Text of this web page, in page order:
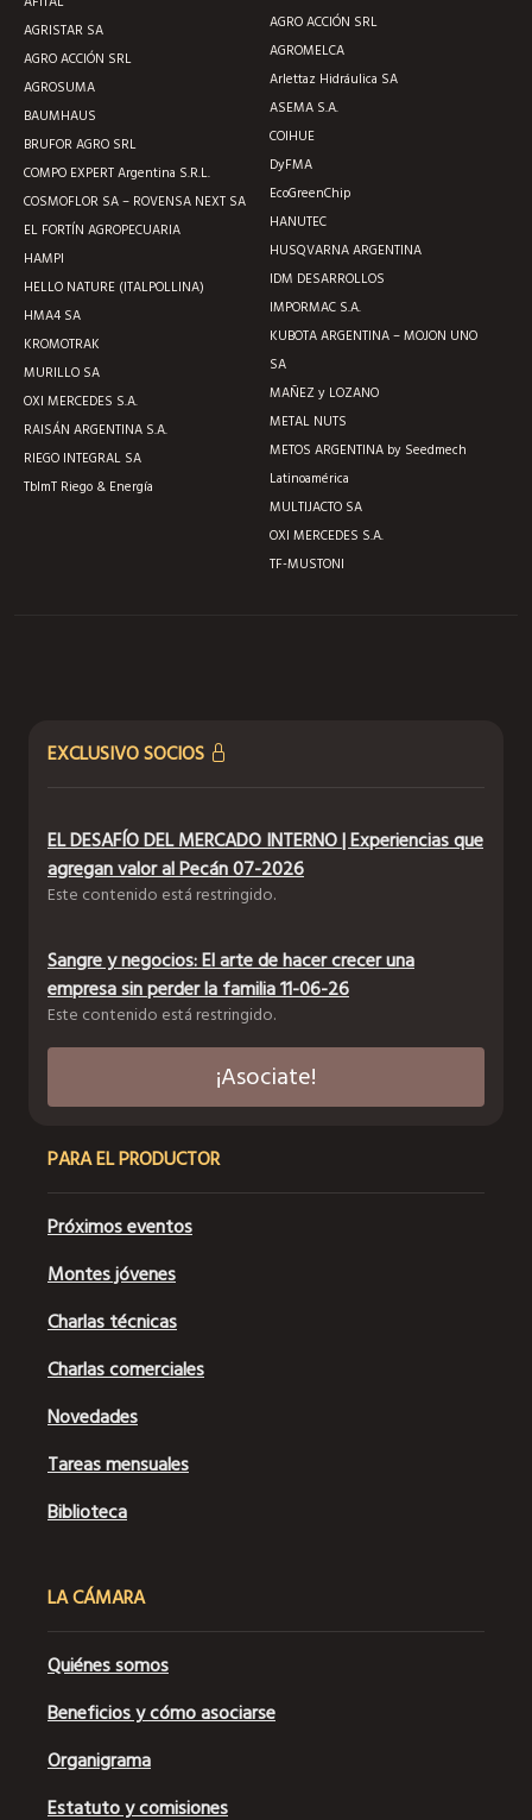
AGRISTAR SA
AGRO ACCIÓN SRL
AGROSUMA
BAUMHAUS
BRUFOR AGRO SRL
COMPO EXPERT Argentina S.R.L.
COSMOFLOR SA – ROVENSA NEXT SA
EL FORTÍN AGROPECUARIA
HAMPI
HELLO NATURE (ITALPOLLINA)
HMA4 SA
KROMOTRAK
MURILLO SA
OXI MERCEDES S.A.
RAISÁN ARGENTINA S.A.
RIEGO INTEGRAL SA
TblmT Riego & Energía
AGRO ACCIÓN SRL
AGROMELCA
Arlettaz Hidráulica SA
ASEMA S.A.
COIHUE
DyFMA
EcoGreenChip
HANUTEC
HUSQVARNA ARGENTINA
IDM DESARROLLOS
IMPORMAC S.A.
KUBOTA ARGENTINA – MOJON UNO
SA
MAÑEZ y LOZANO
METAL NUTS
METOS ARGENTINA by Seedmech
Latinoamérica
MULTIJACTO SA
OXI MERCEDES S.A.
TF-MUSTONI
EXCLUSIVO SOCIOS
EL DESAFÍO DEL MERCADO INTERNO | Experiencias que
agregan valor al Pecán 07-2026
Este contenido está restringido.
Sangre y negocios: El arte de hacer crecer una
empresa sin perder la familia 11-06-26
Este contenido está restringido.
¡Asociate!
PARA EL PRODUCTOR
Próximos eventos
Montes jóvenes
Charlas técnicas
Charlas comerciales
Novedades
Tareas mensuales
Biblioteca
LA CÁMARA
Quiénes somos
Beneficios y cómo asociarse
Organigrama
Estatuto y comisiones